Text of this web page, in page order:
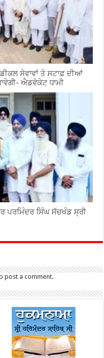
ਸੇਵਾਵਾਂ ਤੇ ਸਟਾਫ਼ ਦੀਆਂ
ਐਡਵੋਕੇਟ ਧਾਮੀ
ਪਰਮਿੰਦਰ ਸਿੰਘ ਸੱਚਖੰਡ ਸ੍ਰੀ
post a comment.